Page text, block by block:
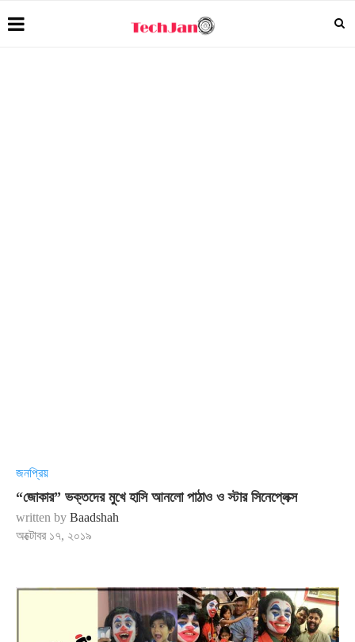
জনপ্রিয়
“জোকার” ভক্তদের মুখে হাসি আনলো পাঠাও ও স্টার সিনেপ্লেক্স
written by Baadshah
অক্টোবর ১৭, ২০১৯